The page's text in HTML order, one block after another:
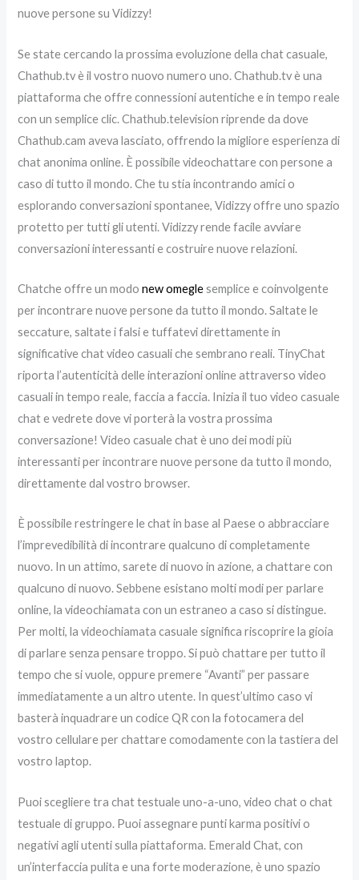
nuove persone su Vidizzy!
Se state cercando la prossima evoluzione della chat casuale,
Chathub.tv è il vostro nuovo numero uno. Chathub.tv è una
piattaforma che offre connessioni autentiche e in tempo reale
con un semplice clic. Chathub.television riprende da dove
Chathub.cam aveva lasciato, offrendo la migliore esperienza di
chat anonima online. È possibile videochattare con persone a
caso di tutto il mondo. Che tu stia incontrando amici o
esplorando conversazioni spontanee, Vidizzy offre uno spazio
protetto per tutti gli utenti. Vidizzy rende facile avviare
conversazioni interessanti e costruire nuove relazioni.
Chatche offre un modonew omeglesemplice e coinvolgente
per incontrare nuove persone da tutto il mondo. Saltate le
seccature, saltate i falsi e tuffatevi direttamente in
significative chat video casuali che sembrano reali. TinyChat
riporta l’autenticità delle interazioni online attraverso video
casuali in tempo reale, faccia a faccia. Inizia il tuo video casuale
chat e vedrete dove vi porterà la vostra prossima
conversazione! Video casuale chat è uno dei modi più
interessanti per incontrare nuove persone da tutto il mondo,
direttamente dal vostro browser.
È possibile restringere le chat in base al Paese o abbracciare
l’imprevedibilità di incontrare qualcuno di completamente
nuovo. In un attimo, sarete di nuovo in azione, a chattare con
qualcuno di nuovo. Sebbene esistano molti modi per parlare
online, la videochiamata con un estraneo a caso si distingue.
Per molti, la videochiamata casuale significa riscoprire la gioia
di parlare senza pensare troppo. Si può chattare per tutto il
tempo che si vuole, oppure premere “Avanti” per passare
immediatamente a un altro utente. In quest’ultimo caso vi
basterà inquadrare un codice QR con la fotocamera del
vostro cellulare per chattare comodamente con la tastiera del
vostro laptop.
Puoi scegliere tra chat testuale uno-a-uno, video chat o chat
testuale di gruppo. Puoi assegnare punti karma positivi o
negativi agli utenti sulla piattaforma. Emerald Chat, con
un’interfaccia pulita e una forte moderazione, è uno spazio